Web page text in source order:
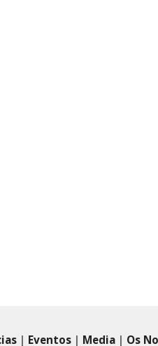
| Eventos | Media | Os